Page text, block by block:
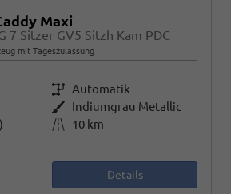
Maxi
7 Sitzer GV5 Sitzh Kam PDC
mit Tageszulassung
Getriebe Automatik
Außenfarbe Indiumgrau Metallic
Kilometerstand
10 km
Details